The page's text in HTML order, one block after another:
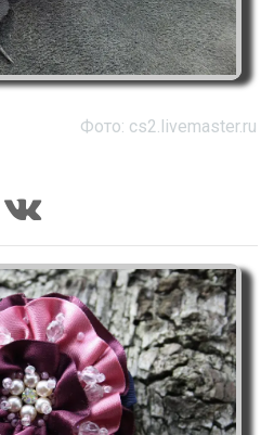
Фото: cs2.livemaster.ru